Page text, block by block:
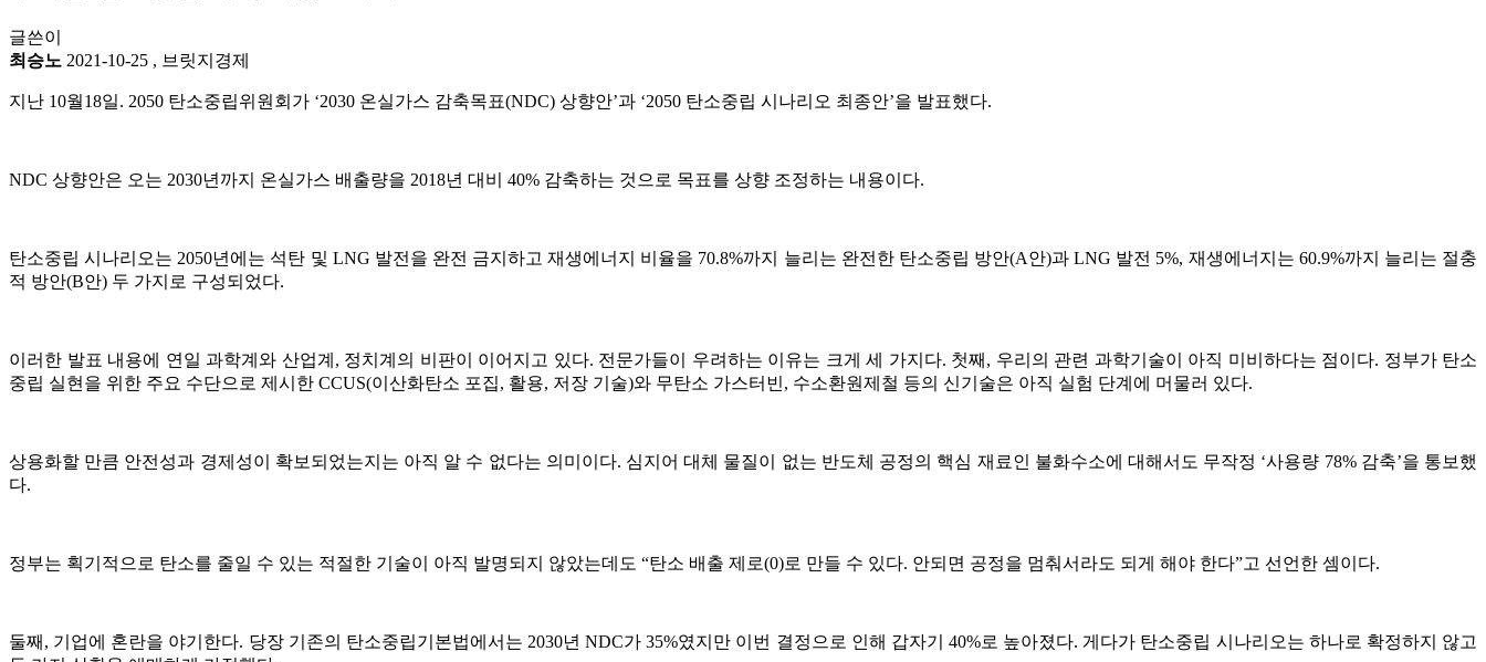
글쓴이
최승노 2021-10-25 , 브릿지경제
지난 10월18일. 2050 탄소중립위원회가 ‘2030 온실가스 감축목표(NDC) 상향안’과 ‘2050 탄소중립 시나리오 최종안’을 발표했다.
NDC 상향안은 오는 2030년까지 온실가스 배출량을 2018년 대비 40% 감축하는 것으로 목표를 상향 조정하는 내용이다.
탄소중립 시나리오는 2050년에는 석탄 및 LNG 발전을 완전 금지하고 재생에너지 비율을 70.8%까지 늘리는 완전한 탄소중립 방안(A안)과 LNG 발전 5%, 재생에너지는 60.9%까지 늘리는 절충
적 방안(B안) 두 가지로 구성되었다.
이러한 발표 내용에 연일 과학계와 산업계, 정치계의 비판이 이어지고 있다. 전문가들이 우려하는 이유는 크게 세 가지다. 첫째, 우리의 관련 과학기술이 아직 미비하다는 점이다. 정부가 탄소
중립 실현을 위한 주요 수단으로 제시한 CCUS(이산화탄소 포집, 활용, 저장 기술)와 무탄소 가스터빈, 수소환원제철 등의 신기술은 아직 실험 단계에 머물러 있다.
상용화할 만큼 안전성과 경제성이 확보되었는지는 아직 알 수 없다는 의미이다. 심지어 대체 물질이 없는 반도체 공정의 핵심 재료인 불화수소에 대해서도 무작정 ‘사용량 78% 감축’을 통보했
다.
정부는 획기적으로 탄소를 줄일 수 있는 적절한 기술이 아직 발명되지 않았는데도 “탄소 배출 제로(0)로 만들 수 있다. 안되면 공정을 멈춰서라도 되게 해야 한다”고 선언한 셈이다.
둘째, 기업에 혼란을 야기한다. 당장 기존의 탄소중립기본법에서는 2030년 NDC가 35%였지만 이번 결정으로 인해 갑자기 40%로 높아졌다. 게다가 탄소중립 시나리오는 하나로 확정하지 않고